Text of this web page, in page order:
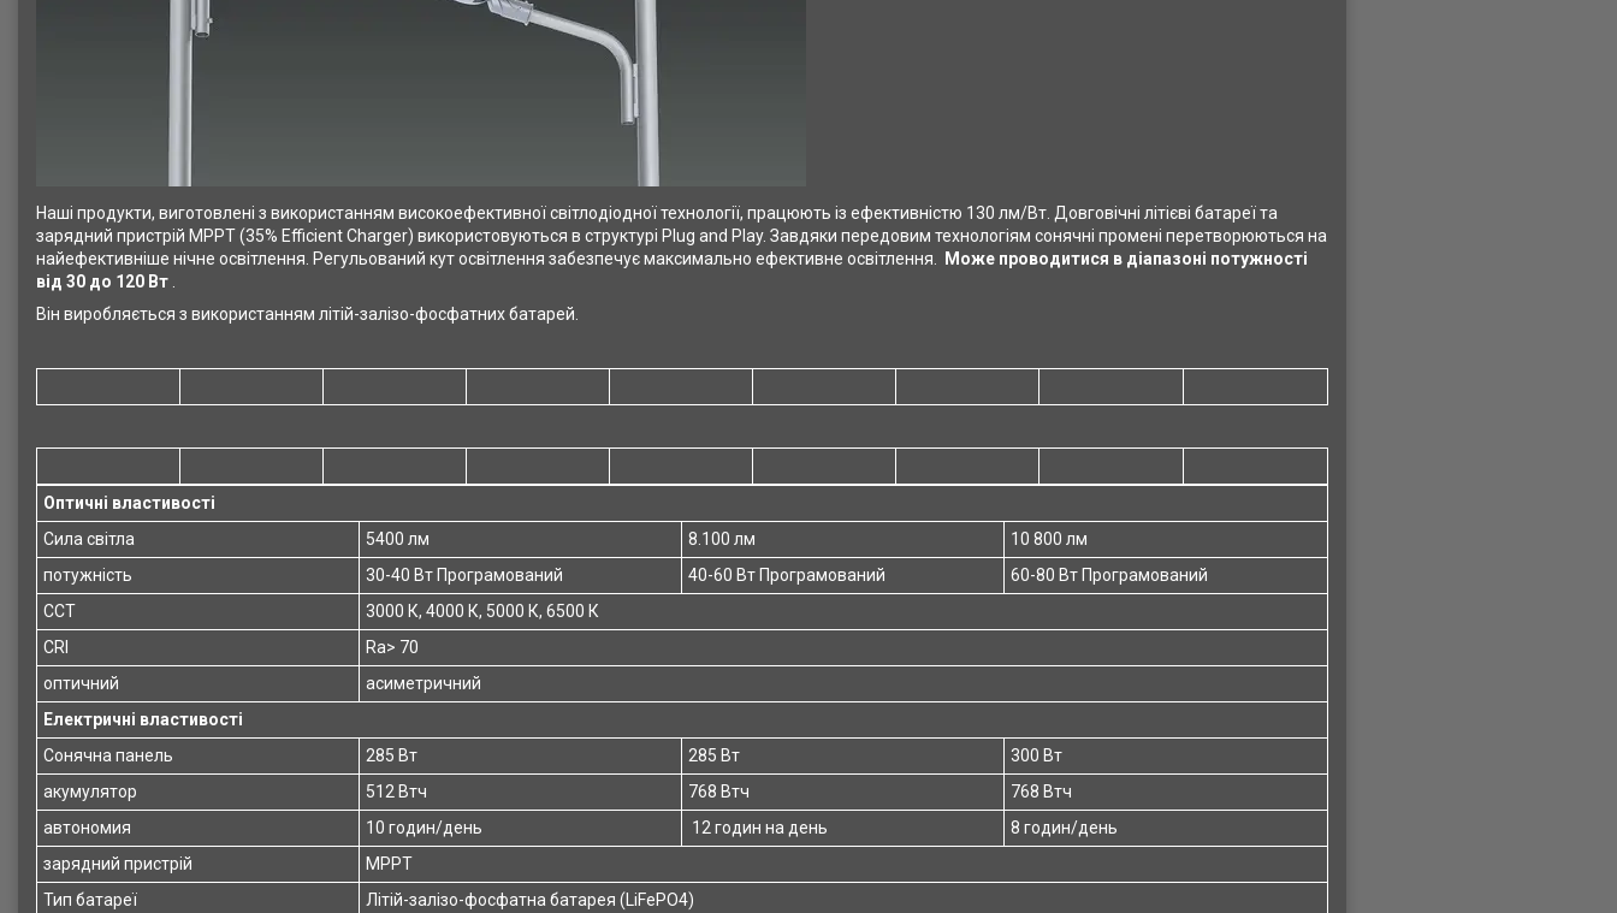
Наші продукти, виготовлені з використанням високоефективної світлодіодної технології, працюють із ефективністю 130 лм/Вт. Довговічні літієві батареї та
зарядний пристрій MPPT (35% Efficient Charger) використовуються в структурі Plug and Play. Завдяки передовим технологіям сонячні промені перетворюються на
найефективніше нічне освітлення. Регульований кут освітлення забезпечує максимально ефективне освітлення.
Може проводитися в діапазоні потужності
від 30 до 120 Вт
Він виробляється з використанням літій-залізо-фосфатних батарей.
Оптичні властивості
Сила світла
5400 лм 8.100 лм
10 800 лм
потужність
30-40 Вт Програмований 40-60 Вт Програмований
60-80 Вт Програмований
CCT
3000 К, 4000 К, 5000 К, 6500 К
CRI
Ra> 70
оптичний
асиметричний
Електричні властивості
Сонячна панель
285 Вт 285 Вт
300 Вт
акумулятор
512 Втч 768 Втч
768 Втч
автономия
10 годин/день 12 годин на день
8 годин/день
зарядний пристрій
MPPT
Тип батареї
Літій-залізо-фосфатна батарея (LiFePO4)